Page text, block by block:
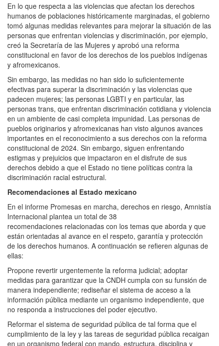
En lo que respecta a las violencias que afectan los derechos
humanos de poblaciones históricamente marginadas, el gobierno
tomó algunas medidas relevantes para mejorar la situación de las
personas que enfrentan violencias y discriminación, por ejemplo,
creó la Secretaría de las Mujeres y aprobó una reforma
constitucional en favor de los derechos de los pueblos indígenas
y afromexicanos.
Sin embargo, las medidas no han sido lo suficientemente
efectivas para superar la discriminación y las violencias que
padecen mujeres; las personas LGBTI y en particular, las
personas trans, que enfrentan discriminación cotidiana y violencia
en un ambiente de casi completa impunidad. Las personas de
pueblos originarios y afromexicanas han visto algunos avances
importantes en el reconocimiento a sus derechos con la reforma
constitucional de 2024. Sin embargo, siguen enfrentando
estigmas y prejuicios que impactaron en el disfrute de sus
derechos debido a que el Estado no tiene políticas contra la
discriminación racial estructural.
Recomendaciones al Estado mexicano
En el informe Promesas en marcha, derechos en riesgo, Amnistía
Internacional plantea un total de 38
recomendaciones relacionadas con los temas que aborda y que
están orientadas al avance en el respeto, garantía y protección
de los derechos humanos. A continuación se refieren algunas de
ellas:
Propone revertir urgentemente la reforma judicial; adoptar
medidas para garantizar que la CNDH cumpla con su funsión de
manera independiente; rediseñar el sistema de acceso a la
información pública mediante un organismo independiente, que
no responda a instrucciones del poder ejecutivo.
Reformar el sistema de seguridad pública de tal forma que el
cumplimiento de la ley y las tareas de seguridad pública recaigan
en un organismo federal con mando, estructura, disciplina y